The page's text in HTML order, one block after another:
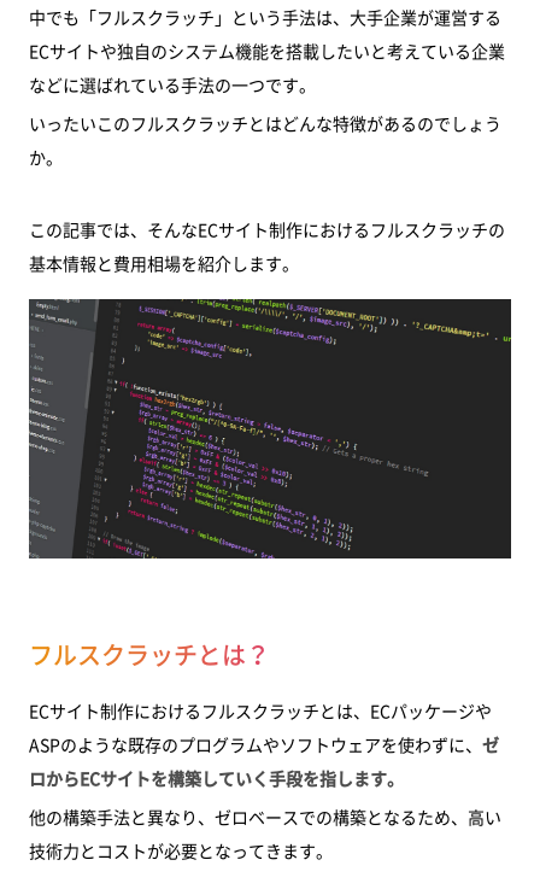
まとめ
中でも「フルスクラッチ」という手法は、大手企業が運営する
ECサイトや独自のシステム機能を搭載したいと考えている企業
などに選ばれている手法の一つです。
いったいこのフルスクラッチとはどんな特徴があるのでしょう
か。
この記事では、そんなECサイト制作におけるフルスクラッチの
基本情報と費用相場を紹介します。
フルスクラッチとは？
ECサイト制作におけるフルスクラッチとは、ECパッケージや
ASPのような既存のプログラムやソフトウェアを使わずに、 ゼ
ロからECサイトを構築していく手段を指します。
他の構築手法と異なり、ゼロベースでの構築となるため、高い
技術力とコストが必要となってきます。